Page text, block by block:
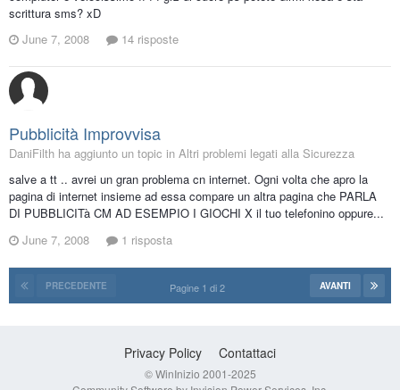
scrittura sms? xD
June 7, 2008
14 risposte
Pubblicità Improvvisa
DaniFilth ha aggiunto un topic in Altri problemi legati alla Sicurezza
salve a tt .. avrei un gran problema cn internet. Ogni volta che apro la
pagina di internet insieme ad essa compare un altra pagina che PARLA
DI PUBBLICITà CM AD ESEMPIO I GIOCHI X il tuo telefonino oppure...
June 7, 2008
1 risposta
PRECEDENTE AVANTI
Pagine 1 di 2
Privacy Policy Contattaci
© WinInizio 2001-2025